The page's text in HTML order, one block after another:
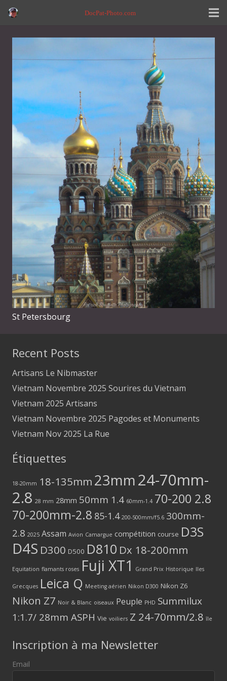
DocPat-Photo.com
St Petersbourg
Recent Posts
Artisans Le Nibmaster
Vietnam Novembre 2025 Sourires du Vietnam
Vietnam 2025 Artisans
Vietnam Novembre 2025 Pagodes et Monuments
Vietnam Nov 2025 La Rue
Étiquettes
18-20mm 18-135mm 23mm24-70mm-
2.8 28 mm 28mm 50mm 1.4 60mm-1.4 70-200 2.8
70-200mm-2.8 85-1.4 200-500mm/f5.6 300mm-
2.8 2025 Assam Avion Camargue compétition course D3S
D4S D300 D500 D810 Dx 18-200mm
Equitation flamants roses Fuji XT1 Grand Prix Historique Iles
Grecques Leica Q Meeting aérien Nikon D300 Nikon Z6
Nikon Z7 Noir & Blanc oiseaux Peuple PHD Summilux
1:1.7/ 28mm ASPH Vie voiliers Z 24-70mm/2.8 île
Inscription à ma Newsletter
Email